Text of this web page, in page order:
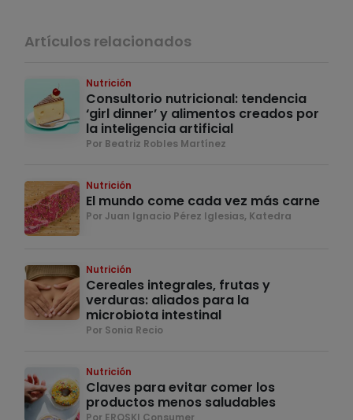
Artículos relacionados
Nutrición
Consultorio nutricional: tendencia
‘girl dinner’ y alimentos creados por
la inteligencia artificial
Por Beatriz Robles Martínez
Nutrición
El mundo come cada vez más carne
Por Juan Ignacio Pérez Iglesias, Katedra
Nutrición
Cereales integrales, frutas y
verduras: aliados para la
microbiota intestinal
Por Sonia Recio
Nutrición
Claves para evitar comer los
productos menos saludables
Por EROSKI Consumer